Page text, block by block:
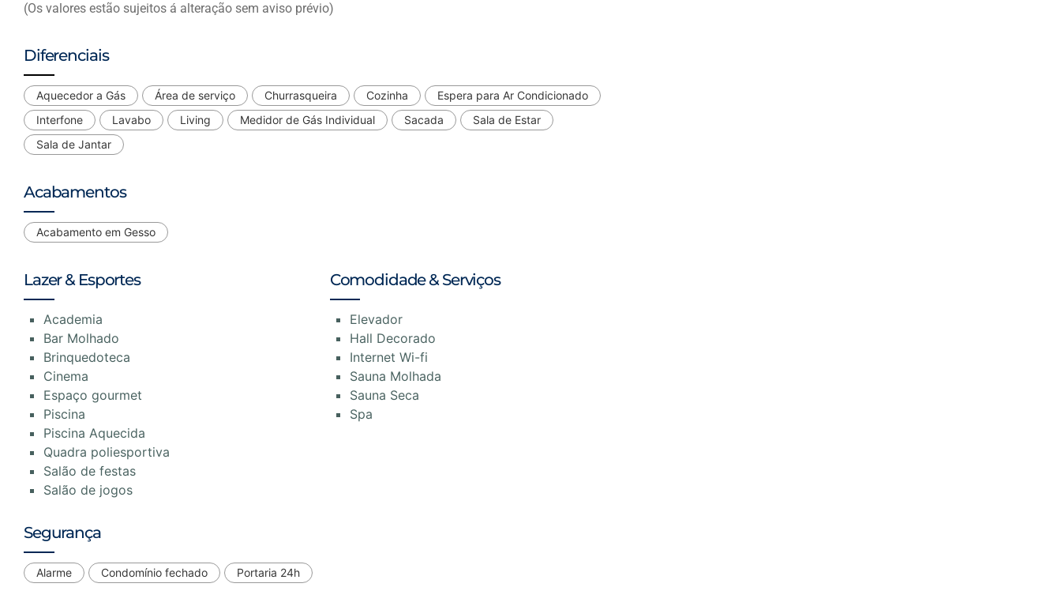
(Os valores estão sujeitos á alteração sem aviso prévio)
Diferenciais
Aquecedor a Gás Área de serviço Churrasqueira Cozinha
Espera para Ar Condicionado
Interfone
Lavabo Living Medidor de Gás Individual Sacada
Sala de Estar
Sala de Jantar
Acabamentos
Acabamento em Gesso
Lazer & Esportes
Academia
Bar Molhado
Brinquedoteca
Cinema
Espaço gourmet
Piscina
Piscina Aquecida
Quadra poliesportiva
Salão de festas
Salão de jogos
Comodidade & Serviços
Elevador
Hall Decorado
Internet Wi-fi
Sauna Molhada
Sauna Seca
Spa
Segurança
Alarme Condomínio fechado Portaria 24h